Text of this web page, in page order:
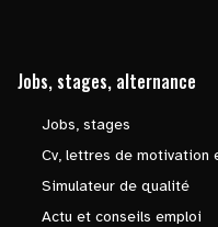
Jobs, stages, alternance
Jobs, stages
Cv, lettres de motivation
Simulateur de qualité
Actu et conseils emploi